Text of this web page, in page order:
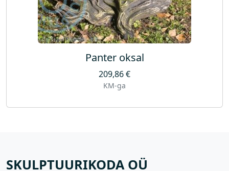
Panter oksal
209,86€
KM-ga
SKULPTUURIKODA OÜ